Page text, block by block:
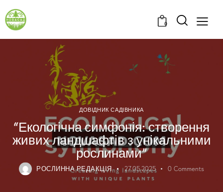
0
ДОВІДНИК САДІВНИКА
“Екологічна симфонія: створення
живих ландшафтів з унікальними
рослинами”
РОСЛИННА РЕДАКЦІЯ 27.05.2025 0 Comments